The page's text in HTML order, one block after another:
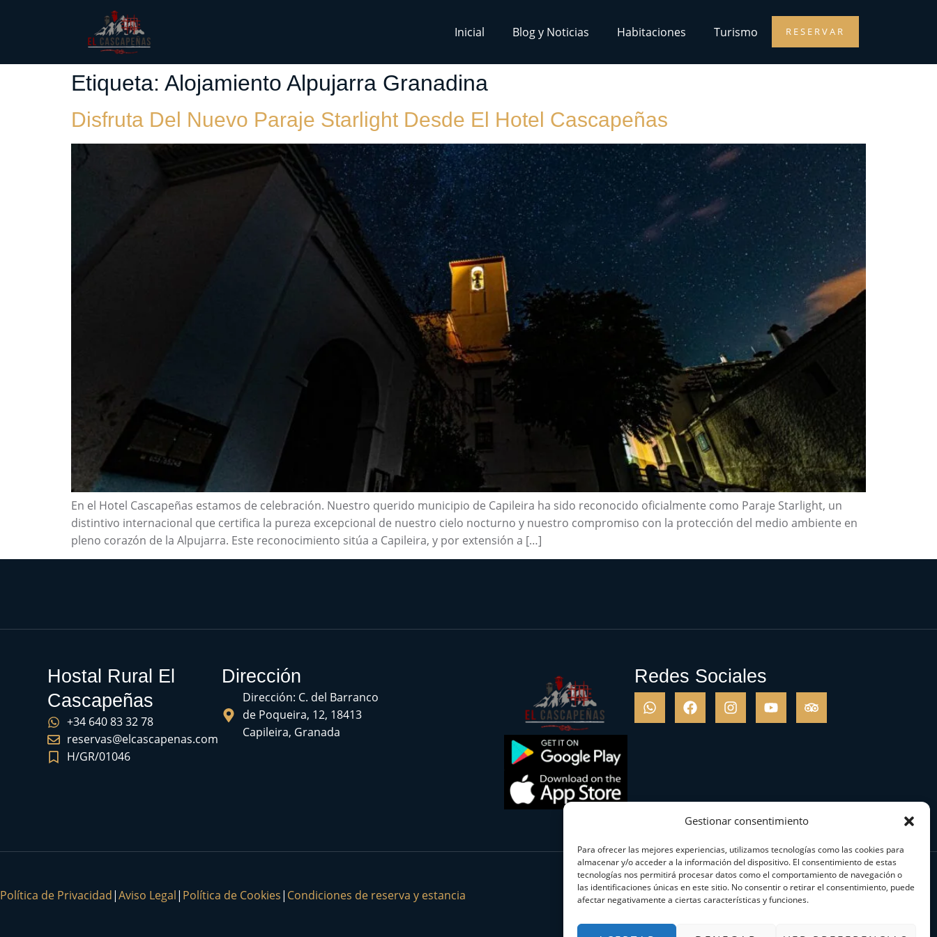
Gestionar consentimiento
Para ofrecer las mejores experiencias, utilizamos tecnologías como las cookies para
almacenar y/o acceder a la información del dispositivo. El consentimiento de estas
tecnologías nos permitirá procesar datos como el comportamiento de navegación o
las identificaciones únicas en este sitio. No consentir o retirar el consentimiento, puede
afectar negativamente a ciertas características y funciones.
Inicial Blog y Noticias Habitaciones Turismo RESERVAR
Etiqueta: Alojamiento Alpujarra Granadina
Disfruta Del Nuevo Paraje Starlight Desde El Hotel Cascapeñas
En el Hotel Cascapeñas estamos de celebración. Nuestro querido municipio de Capileira ha sido reconocido oficialmente como Paraje Starlight, un
distintivo internacional que certifica la pureza excepcional de nuestro cielo nocturno y nuestro compromiso con la protección del medio ambiente en
pleno corazón de la Alpujarra. Este reconocimiento sitúa a Capileira, y por extensión a […]
Hostal Rural El
Cascapeñas
+34 640 83 32 78
reservas@elcascapenas.com
H/GR/01046
Dirección
Dirección: C. del Barranco
de Poqueira, 12, 18413
Capileira, Granada
Redes Sociales
Política de Privacidad|Aviso Legal| Política de Cookies| Condiciones de reserva y estancia